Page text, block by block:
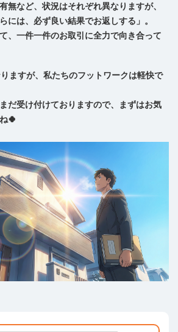
無など、状況はそれぞれ異なりますが、
には、必ず良い結果でお返しする」。
、一件一件のお取引に全力で向き合って
ますが、私たちのフットワークは軽快で
だ受け付けておりますので、まずはお気
🍀